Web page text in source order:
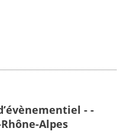
- -
Alpes